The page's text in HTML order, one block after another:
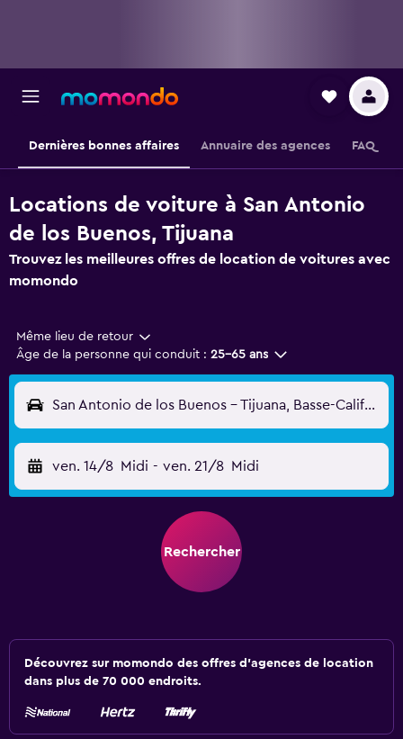
Dernières bonnes affaires Annuaire des agences FAQ
Locations de voiture à San Antonio
de los Buenos, Tijuana
Trouvez les meilleures offres de location de voitures avec
momondo
Même lieu de retour
Âge de la personne qui conduit : 25-65 ans
San Antonio de los Buenos - Tijuana, Basse-Californie, Mexique
ven. 14/8 Midi - ven. 21/8 Midi
Rechercher
Découvrez sur momondo des offres d'agences de location
dans plus de 70 000 endroits.